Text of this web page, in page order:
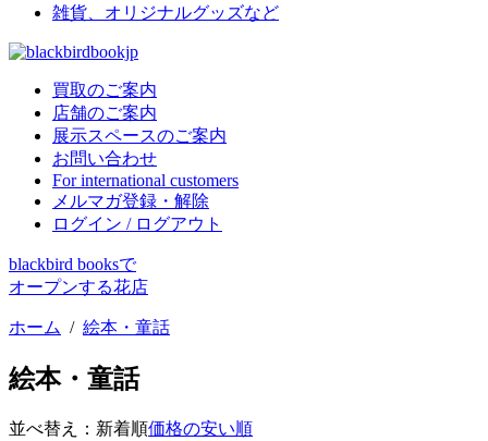
雑貨、オリジナルグッズなど
買取のご案内
店舗のご案内
展示スペースのご案内
お問い合わせ
For international customers
メルマガ登録・解除
ログイン / ログアウト
blackbird booksで
オープンする花店
ホーム / 絵本・童話
絵本・童話
並べ替え： 新着順価格の安い順